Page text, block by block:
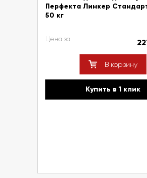
Перфекта Линкер
50 кг
Цена за
В корзину
Купить в 1 клик